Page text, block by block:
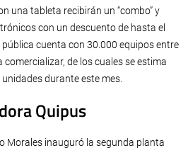
una tableta recibirán un “combo” y
con un descuento de hasta el
pública cuenta con 30.000 equipos entre
de los cuales se estima
durante este mes.
Quipus
Morales inauguró la segunda planta